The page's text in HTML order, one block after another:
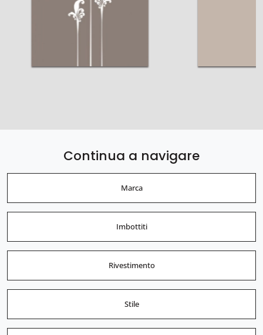
Continua a navigare
Marca
Imbottiti
Rivestimento
Stile